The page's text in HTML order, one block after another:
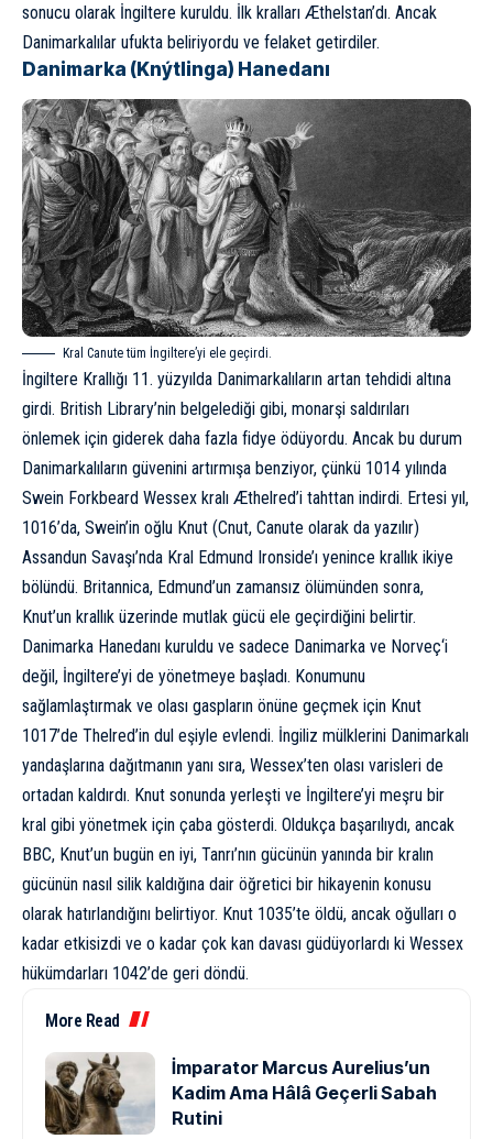
sonucu olarak İngiltere kuruldu. İlk kralları Æthelstan’dı. Ancak
Danimarkalılar ufukta beliriyordu ve felaket getirdiler.
Danimarka (Knýtlinga) Hanedanı
Kral Canute tüm İngiltere’yi ele geçirdi.
İngiltere Krallığı 11. yüzyılda Danimarkalıların artan tehdidi altına
girdi. British Library’nin belgelediği gibi, monarşi saldırıları
önlemek için giderek daha fazla fidye ödüyordu. Ancak bu durum
Danimarkalıların güvenini artırmışa benziyor, çünkü 1014 yılında
Swein Forkbeard Wessex kralı Æthelred’i tahttan indirdi. Ertesi yıl,
1016’da, Swein’in oğlu Knut (Cnut, Canute olarak da yazılır)
Assandun Savaşı’nda Kral Edmund Ironside’ı yenince krallık ikiye
bölündü. Britannica, Edmund’un zamansız ölümünden sonra,
Knut’un krallık üzerinde mutlak gücü ele geçirdiğini belirtir.
Danimarka Hanedanı kuruldu ve sadece Danimarka ve Norveç‘i
değil, İngiltere’yi de yönetmeye başladı. Konumunu
sağlamlaştırmak ve olası gaspların önüne geçmek için Knut
1017’de Thelred’in dul eşiyle evlendi. İngiliz mülklerini Danimarkalı
yandaşlarına dağıtmanın yanı sıra, Wessex’ten olası varisleri de
ortadan kaldırdı. Knut sonunda yerleşti ve İngiltere’yi meşru bir
kral gibi yönetmek için çaba gösterdi. Oldukça başarılıydı, ancak
BBC, Knut’un bugün en iyi, Tanrı’nın gücünün yanında bir kralın
gücünün nasıl silik kaldığına dair öğretici bir hikayenin konusu
olarak hatırlandığını belirtiyor. Knut 1035’te öldü, ancak oğulları o
kadar etkisizdi ve o kadar çok kan davası güdüyorlardı ki Wessex
hükümdarları 1042’de geri döndü.
More Read
İmparator Marcus Aurelius’un
Kadim Ama Hâlâ Geçerli Sabah
Rutini